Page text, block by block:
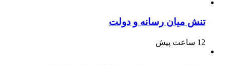
تنش میان رسانه و دولت
12 ساعت پیش